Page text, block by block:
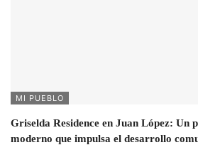
MI PUEBLO
Griselda Residence en Juan López: Un
moderno que impulsa el desarrollo